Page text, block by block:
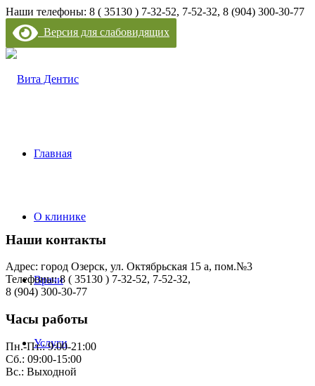
Наши телефоны: 8 ( 35130 ) 7-32-52, 7-52-32, 8 (904) 300-30-77
Версия для слабовидящих
Главная
О клинике
Врачи
Услуги
Наши контакты
Адрес: город Озерск, ул. Октябрьская 15 а, пом.№3
Телефоны: 8 ( 35130 ) 7-32-52, 7-52-32,
8 (904) 300-30-77
Часы работы
Пн.-Пт.: 9:00-21:00
Сб.: 09:00-15:00
Вс.: Выходной